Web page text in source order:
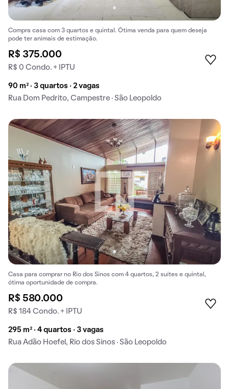
Compra casa com 3 quartos e quintal. Ótima venda para quem deseja
pode ter animais de estimação.
R$ 375.000
R$ 0 Condo. + IPTU
90 m² · 3 quartos · 2 vagas
Rua Dom Pedrito, Campestre · São Leopoldo
Casa para comprar no Rio dos Sinos com 4 quartos, 2 suítes e quintal,
ótima oportunidade de compra.
R$ 580.000
R$ 184 Condo. + IPTU
295 m² · 4 quartos · 3 vagas
Rua Adão Hoefel, Rio dos Sinos · São Leopoldo